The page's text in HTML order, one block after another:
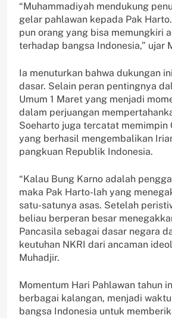
“Muhammadiyah mendukung
gelar pahlawan kepada Pak
pun orang yang bisa memungkiri
terhadap bangsa Indonesia,” ujar
Ia menuturkan bahwa dukungan
dasar. Selain peran pentingnya
Umum 1 Maret yang menjadi
dalam perjuangan
Soeharto juga tercatat memimpin
yang berhasil mengembalikan
pangkuan Republik Indonesia.
“Kalau Bung Karno adalah
maka Pak Harto-lah yang
satu-satunya asas. Setelah
beliau berperan besar
Pancasila sebagai dasar negara
keutuhan NKRI dari ancaman
Muhadjir.
Momentum Hari Pahlawan tahun
berbagai kalangan, menjadi
bangsa Indonesia untuk